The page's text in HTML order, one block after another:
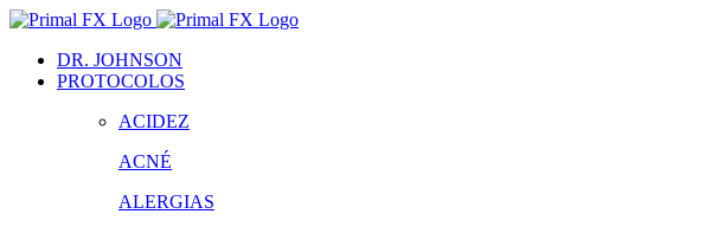
Saltar
contenidoDR. JOHNSON
PROTOCOLOS
ACIDEZ
ACNÉ
ALERGIAS